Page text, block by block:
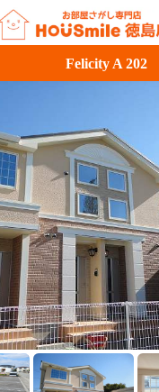
Felicity A 202